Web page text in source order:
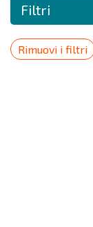
Filtri
Rimuovi i filtri